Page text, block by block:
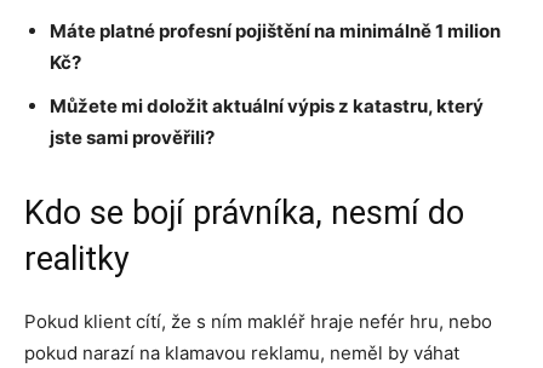
Máte platné profesní pojištění na minimálně 1 milion
Kč?
Můžete mi doložit aktuální výpis z katastru, který
jste sami prověřili?
Kdo se bojí právníka, nesmí do
realitky
Pokud klient cítí, že s ním makléř hraje nefér hru, nebo
pokud narazí na klamavou reklamu, neměl by váhat